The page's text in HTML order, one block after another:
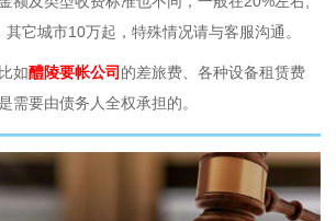
它城市10万起，特殊情况请与客服沟通。
如醴陵要帐公司 的差旅费、各种设备租赁费
需要由债务人全权承担的。